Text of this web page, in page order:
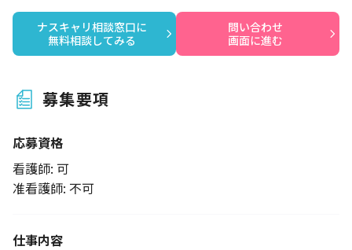
ナスキャリ相談窓口に
無料相談してみる
問い合わせ
画面に進む
募集要項
応募資格
看護師: 可
准看護師: 不可
仕事内容